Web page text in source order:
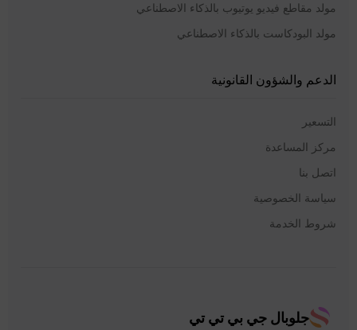
مولد مقاطع فيديو يوتيوب بالذكاء الاصطناعي
مولد البودكاست بالذكاء الاصطناعي
الدعم والشؤون القانونية
التسعير
مركز المساعدة
اتصل بنا
سياسة الخصوصية
شروط الخدمة
جلوبال جي بي تي تي